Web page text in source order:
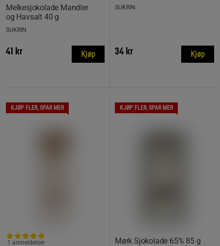
Melkesjokolade Mandler
og Havsalt 40 g
SUKRIN
41 kr Kjøp
SUKRIN
34 kr Kjøp
KJØP FLER, SPAR MER
1 anmeldelser
KJØP FLER, SPAR MER
Mørk Sjokolade 65% 85 g